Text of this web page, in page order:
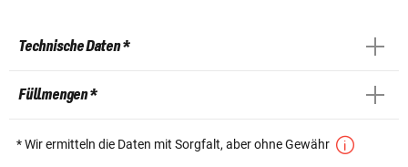
Technische Daten *
Füllmengen *
* Wir ermitteln die Daten mit Sorgfalt, aber ohne Gewähr